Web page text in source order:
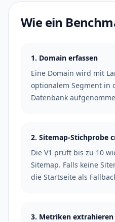
Wie ein
1. Domain erfassen
Eine Domain wird mit
optionalem Segment in
Datenbank
2. Sitemap-Stichprobe
Die V1 prüft bis zu 10
Sitemap. Falls keine
die Startseite als
3. Metriken extrahieren